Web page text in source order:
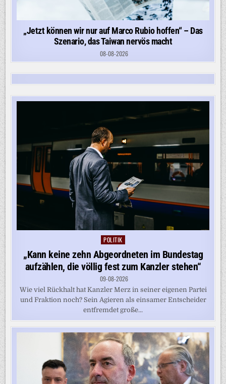
„Jetzt können wir nur auf Marco Rubio hoffen“ – Das
Szenario, das Taiwan nervös macht
08-08-2026
Posted
in
POLITIK
„Kann keine zehn Abgeordneten im Bundestag
aufzählen, die völlig fest zum Kanzler stehen“
09-08-2026
Wie viel Rückhalt hat Kanzler Merz in seiner eigenen Partei
und Fraktion noch? Sein Agieren als einsamer Entscheider
entfremdet große...